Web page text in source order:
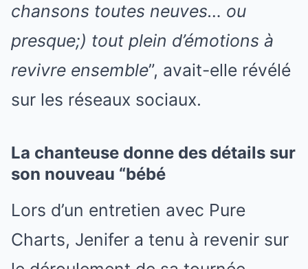
chansons toutes neuves… ou
presque;) tout plein d’émotions à
revivre ensemble”, avait-elle révélé
sur les réseaux sociaux.
La chanteuse donne des détails sur
son nouveau “bébé
Lors d’un entretien avec Pure
Charts, Jenifer a tenu à revenir sur